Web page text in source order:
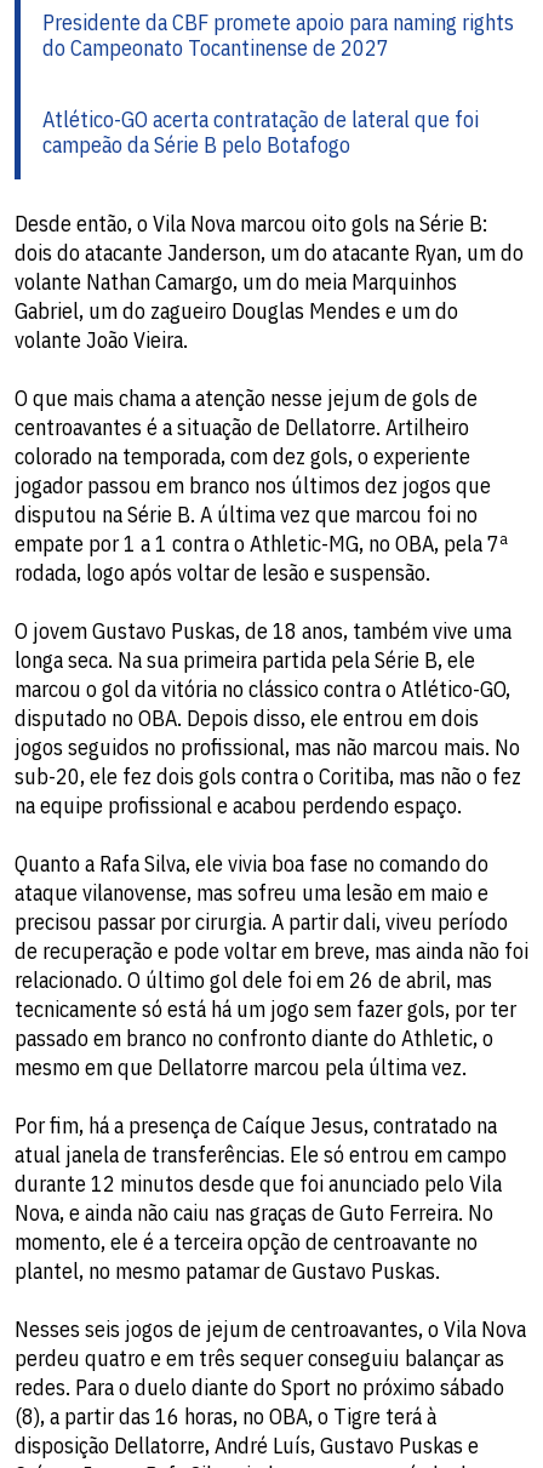
Presidente da CBF promete apoio para naming rights
do Campeonato Tocantinense de 2027
Atlético-GO acerta contratação de lateral que foi
campeão da Série B pelo Botafogo
Desde então, o Vila Nova marcou oito gols na Série B:
dois do atacante Janderson, um do atacante Ryan, um do
volante Nathan Camargo, um do meia Marquinhos
Gabriel, um do zagueiro Douglas Mendes e um do
volante João Vieira.
O que mais chama a atenção nesse jejum de gols de
centroavantes é a situação de Dellatorre. Artilheiro
colorado na temporada, com dez gols, o experiente
jogador passou em branco nos últimos dez jogos que
disputou na Série B. A última vez que marcou foi no
empate por 1 a 1 contra o Athletic-MG, no OBA, pela 7ª
rodada, logo após voltar de lesão e suspensão.
O jovem Gustavo Puskas, de 18 anos, também vive uma
longa seca. Na sua primeira partida pela Série B, ele
marcou o gol da vitória no clássico contra o Atlético-GO,
disputado no OBA. Depois disso, ele entrou em dois
jogos seguidos no profissional, mas não marcou mais. No
sub-20, ele fez dois gols contra o Coritiba, mas não o fez
na equipe profissional e acabou perdendo espaço.
Quanto a Rafa Silva, ele vivia boa fase no comando do
ataque vilanovense, mas sofreu uma lesão em maio e
precisou passar por cirurgia. A partir dali, viveu período
de recuperação e pode voltar em breve, mas ainda não foi
relacionado. O último gol dele foi em 26 de abril, mas
tecnicamente só está há um jogo sem fazer gols, por ter
passado em branco no confronto diante do Athletic, o
mesmo em que Dellatorre marcou pela última vez.
Por fim, há a presença de Caíque Jesus, contratado na
atual janela de transferências. Ele só entrou em campo
durante 12 minutos desde que foi anunciado pelo Vila
Nova, e ainda não caiu nas graças de Guto Ferreira. No
momento, ele é a terceira opção de centroavante no
plantel, no mesmo patamar de Gustavo Puskas.
Nesses seis jogos de jejum de centroavantes, o Vila Nova
perdeu quatro e em três sequer conseguiu balançar as
redes. Para o duelo diante do Sport no próximo sábado
(8), a partir das 16 horas, no OBA, o Tigre terá à
disposição Dellatorre, André Luís, Gustavo Puskas e